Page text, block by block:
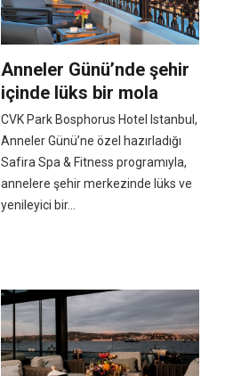
Anneler Günü’nde şehir
içinde lüks bir mola
CVK Park Bosphorus Hotel Istanbul,
Anneler Günü’ne özel hazırladığı
Safira Spa & Fitness programıyla,
annelere şehir merkezinde lüks ve
yenileyici bir...